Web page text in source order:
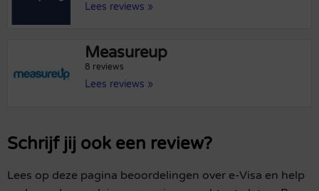
Lees reviews »
Measureup
8 reviews
Lees reviews »
Schrijf jij ook een review?
Lees op deze pagina beoordelingen over e-Visa en help